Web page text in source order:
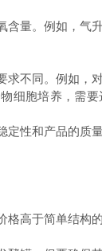
量。例如，气
不同。例如，
细胞培养，需
性和产品的质
高于简单结构